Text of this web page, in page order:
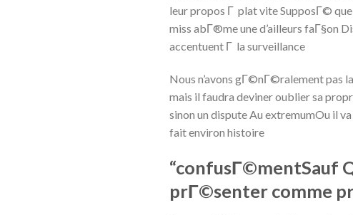
leur propos Г plat vite SupposГ©
miss abГ®me une d’ailleurs faГ§on
accentuent Г la surveillance
Nous n’avons gГ©nГ©ralement pas
mais il faudra deviner oublier sa
sinon un dispute Au extremumOu il
fait environ histoire
“confusГ©mentSauf
prГ©senter comme